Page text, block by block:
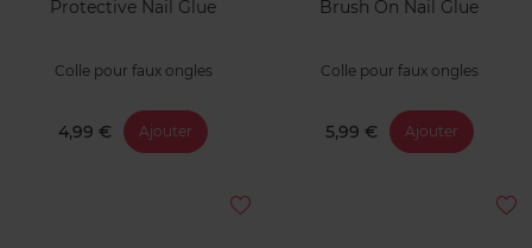
Protective Nail Glue
Colle pour faux ongles
4,99 € Ajouter
Brush On Nail Glue
Colle pour faux ongles
5,99 € Ajouter